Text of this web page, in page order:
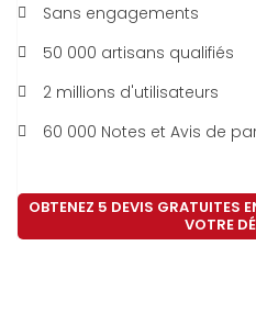
Sans engagements
50 000 artisans qualifiés
2 millions d'utilisateurs
60 000 Notes et Avis de
OBTENEZ 5 DEVIS GRATUITES
VOTRE